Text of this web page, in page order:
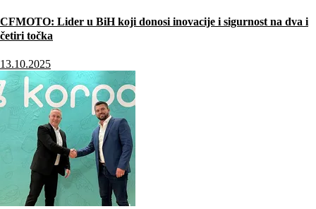
CFMOTO: Lider u BiH koji donosi inovacije i sigurnost na dva i
četiri točka
13.10.2025